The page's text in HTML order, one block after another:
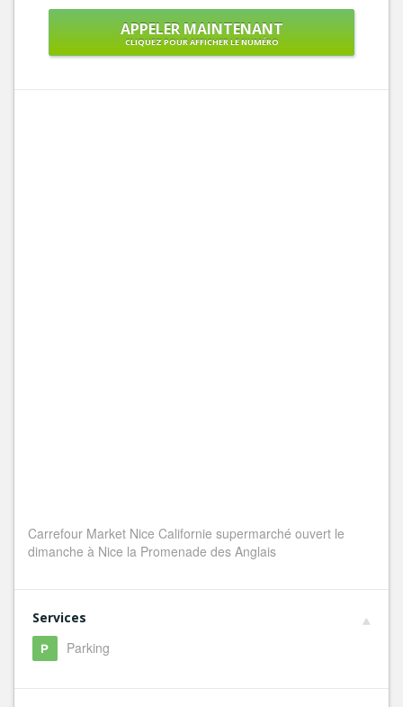
APPELER MAINTENANT
CLIQUEZ POUR AFFICHER LE NUMÉRO
Carrefour Market Nice Californie supermarché ouvert le
dimanche à Nice la Promenade des Anglais
Services
Parking